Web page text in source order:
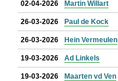
02-04-2026 Martin Willart
26-03-2026 Paul de Kock
26-03-2026 Hein Vermeulen
19-03-2026 Ad Linkels
19-03-2026 Maarten vd Ven